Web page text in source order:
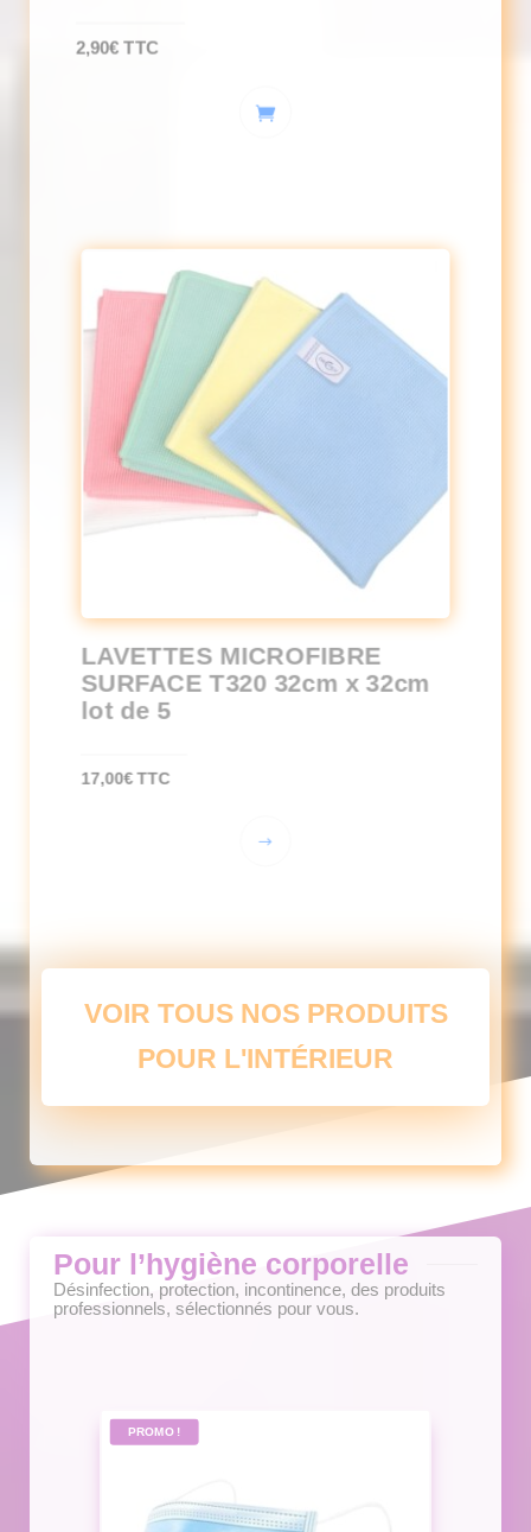
2,90€ TTC
LAVETTES MICROFIBRE
SURFACE T320 32cm x 32cm
lot de 5
17,00€ TTC
Ce
options
être
page
VOIR TOUS NOS PRODUITS
POUR L'INTÉRIEUR
Pour l’hygiène corporelle
Désinfection, protection, incontinence, des produits
professionnels, sélectionnés pour vous.
PROMO !